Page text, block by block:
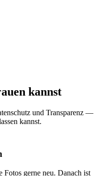
kannst
und Transparenz —
kannst.
gerne neu. Danach ist